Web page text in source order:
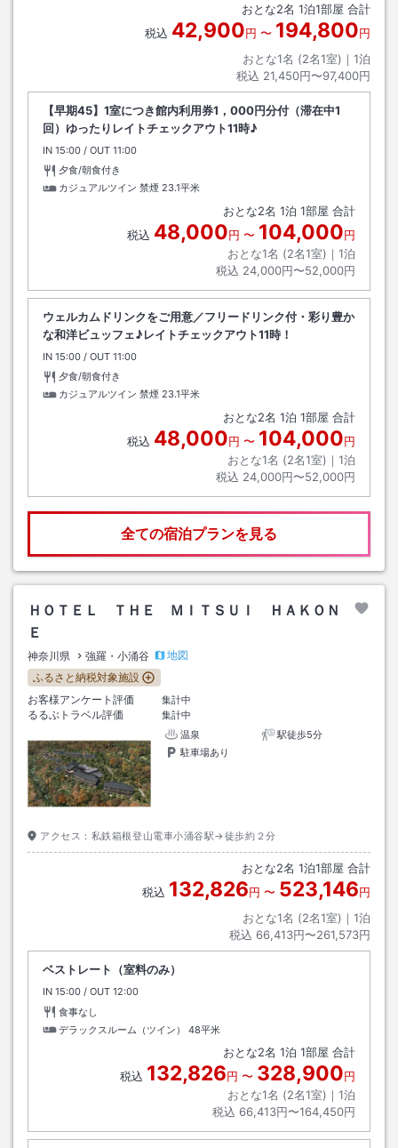
おとな2名 1泊1部屋 合計
税込 42,900円 〜 194,800円
おとな1名 (2名1室)｜ 1泊
税込 21,450円〜97,400円
【早期45】1室につき館内利用券1，000円分付（滞在中1
回）ゆったりレイトチェックアウト11時♪
IN チェックイン
15:00 / OUT チェックアウト
11:00
夕食/朝食付き
カジュアルツイン 禁煙 23.1平米
おとな2名 1泊 1部屋 合計
税込 48,000円 〜 104,000円
おとな1名 (2名1室)｜ 1泊
税込 24,000円〜52,000円
ウェルカムドリンクをご用意／フリードリンク付・彩り豊か
な和洋ビュッフェ♪レイトチェックアウト11時！
IN チェックイン
15:00 / OUT チェックアウト
11:00
夕食/朝食付き
カジュアルツイン 禁煙 23.1平米
おとな2名 1泊 1部屋 合計
税込 48,000円 〜 104,000円
おとな1名 (2名1室)｜ 1泊
税込 24,000円〜52,000円
全ての宿泊プランを見る
ＨＯＴＥＬ ＴＨＥ ＭＩＴＳＵＩ ＨＡＫＯＮ
Ｅ
神奈川県 強羅・小涌谷
地図
ふるさと納税対象施設
お客様アンケート評価
集計中
るるぶトラベル評価
集計中
温泉
駅徒歩5分
駐車場あり
アクセス： 私鉄箱根登山電車小涌谷駅→徒歩約２分
おとな2名 1泊1部屋 合計
税込 132,826円 〜 523,146円
おとな1名 (2名1室)｜ 1泊
税込 66,413円〜261,573円
ベストレート（室料のみ）
IN チェックイン
15:00 / OUT チェックアウト
12:00
食事なし
デラックスルーム（ツイン）
48平米
おとな2名 1泊 1部屋 合計
税込 132,826円 〜 328,900円
おとな1名 (2名1室)｜ 1泊
税込 66,413円〜164,450円